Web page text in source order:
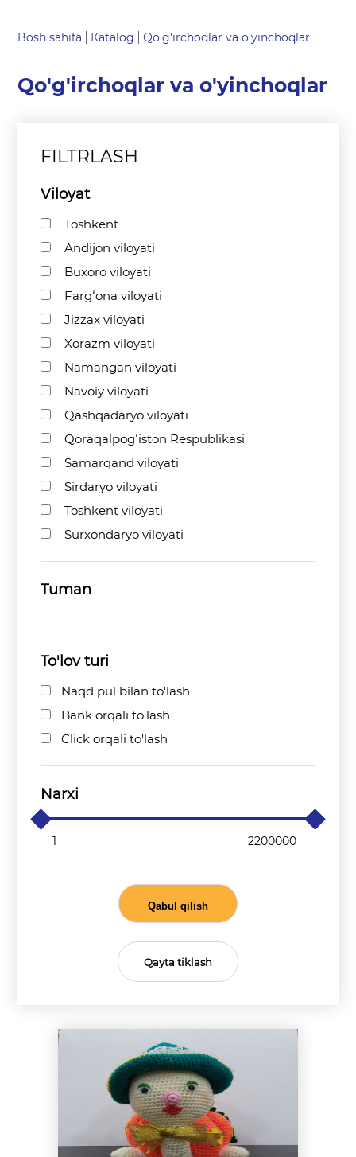
Bosh sahifa Кatalog Qo'g'irchoqlar va o'yinchoqlar
Qo'g'irchoqlar va o'yinchoqlar
FILTRLASH
Viloyat
Toshkent
Andijon viloyati
Buxoro viloyati
Fargʻona viloyati
Jizzax viloyati
Xorazm viloyati
Namangan viloyati
Navoiy viloyati
Qashqadaryo viloyati
Qoraqalpogʻiston Respublikasi
Samarqand viloyati
Sirdaryo viloyati
Toshkent viloyati
Surxondaryo viloyati
Tuman
To'lov turi
Naqd pul bilan to'lash
Bank orqali to'lash
Click orqali to'lash
Narxi
Qabul qilish
Qayta tiklash